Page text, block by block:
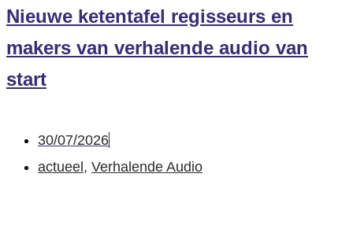
Nieuwe ketentafel regisseurs en
makers van verhalende audio van
start
30/07/2026
actueel , Verhalende Audio